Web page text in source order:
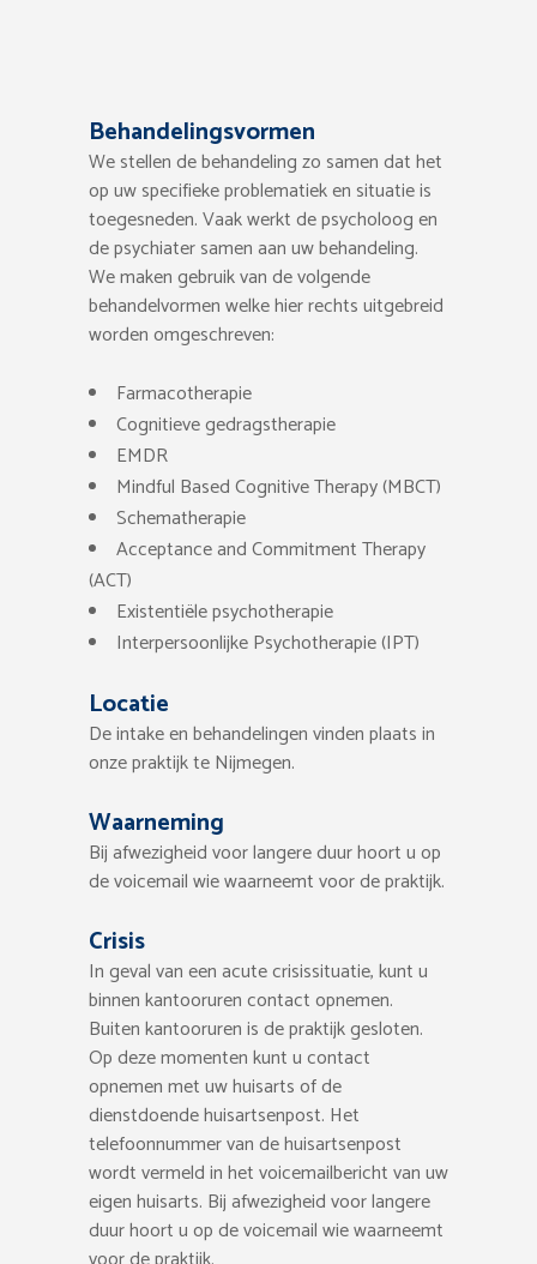
Behandelingsvormen
We stellen de behandeling zo samen dat het
op uw specifieke problematiek en situatie is
toegesneden. Vaak werkt de psycholoog en
de psychiater samen aan uw behandeling.
We maken gebruik van de volgende
behandelvormen welke hier rechts uitgebreid
worden omgeschreven:
Farmacotherapie
Cognitieve gedragstherapie
EMDR
Mindful Based Cognitive Therapy (MBCT)
Schematherapie
Acceptance and Commitment Therapy
(ACT)
Existentiële psychotherapie
Interpersoonlijke Psychotherapie (IPT)
Locatie
De intake en behandelingen vinden plaats in
onze praktijk te Nijmegen.
Waarneming
Bij afwezigheid voor langere duur hoort u op
de voicemail wie waarneemt voor de praktijk.
Crisis
In geval van een acute crisissituatie, kunt u
binnen kantooruren contact opnemen.
Buiten kantooruren is de praktijk gesloten.
Op deze momenten kunt u contact
opnemen met uw huisarts of de
dienstdoende huisartsenpost. Het
telefoonnummer van de huisartsenpost
wordt vermeld in het voicemailbericht van uw
eigen huisarts. Bij afwezigheid voor langere
duur hoort u op de voicemail wie waarneemt